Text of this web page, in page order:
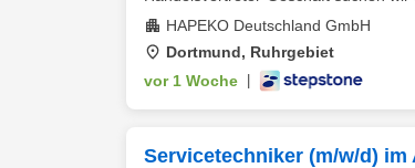
HAPEKO Deutschland GmbH
Dortmund, Ruhrgebiet
vor 1 Woche
Servicetechniker (m/w/d) im